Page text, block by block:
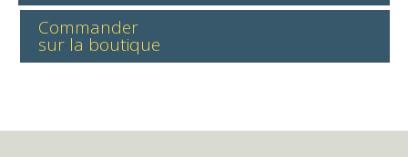
Commander
sur la boutique